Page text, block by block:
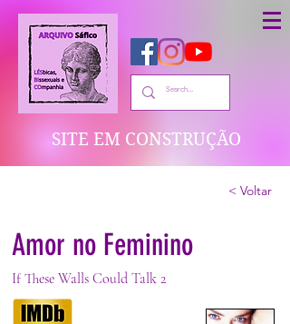
SITE EM CONSTRUÇÃO
< Voltar
Amor no Feminino
If These Walls Could Talk 2